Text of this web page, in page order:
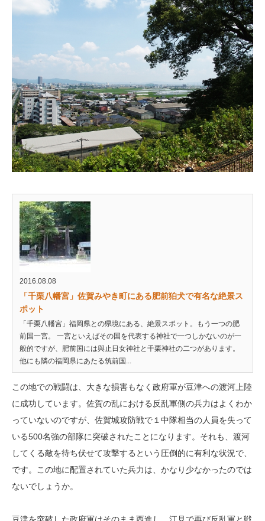
2016.08.08
「千栗八幡宮」佐賀みやき町にある肥前狛犬で有名な絶景ス
ポット
「千栗八幡宮」福岡県との県境にある、絶景スポット。もう一つの肥
前国一宮。 一宮といえばその国を代表する神社で一つしかないのが一
般的ですが、肥前国には與止日女神社と千栗神社の二つがあります。
他にも隣の福岡県にあたる筑前国...
この地での戦闘は、大きな損害もなく政府軍が豆津への渡河上陸
に成功しています。佐賀の乱における反乱軍側の兵力はよくわか
っていないのですが、佐賀城攻防戦で１中隊相当の人員を失って
いる500名強の部隊に突破されたことになります。それも、渡河
してくる敵を待ち伏せて攻撃するという圧倒的に有利な状況で、
です。この地に配置されていた兵力は、かなり少なかったのでは
ないでしょうか。
豆津を突破した政府軍はそのまま西進し、江見で再び反乱軍と戦